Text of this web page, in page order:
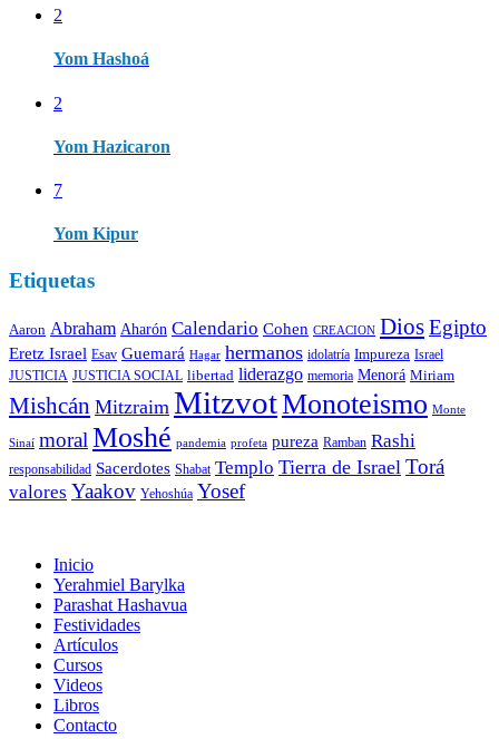
2
Yom Hashoá
2
Yom Hazicaron
7
Yom Kipur
Etiquetas
Aaron Abraham Aharón Calendario Cohen CREACION DiosEgipto
Eretz Israel Esav Guemará Hagar hermanos idolatría Impureza Israel
JUSTICIA JUSTICIA SOCIAL libertad liderazgo memoria Menorá Miriam
Mishcán Mitzraim MitzvotMonoteismo Monte
Sinaí moralMoshé pandemia profeta pureza Ramban Rashi
responsabilidad Sacerdotes Shabat Templo Tierra de Israel Torá
valores Yaakov Yehoshúa Yosef
Inicio
Yerahmiel Barylka
Parashat Hashavua
Festividades
Artículos
Cursos
Videos
Libros
Contacto